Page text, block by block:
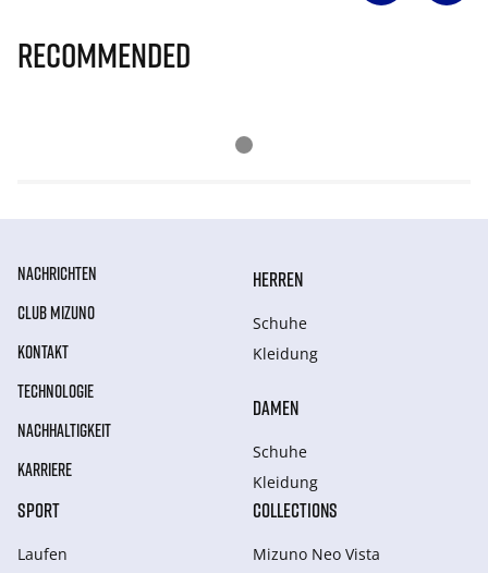
Recommended
NACHRICHTEN
CLUB MIZUNO
KONTAKT
TECHNOLOGIE
NACHHALTIGKEIT
KARRIERE
HERREN
Schuhe
Kleidung
DAMEN
Schuhe
Kleidung
SPORT
Laufen
COLLECTIONS
Mizuno Neo Vista